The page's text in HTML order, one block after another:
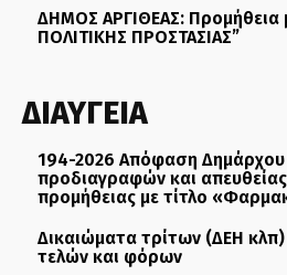
ΔΗΜΟΣ ΑΡΓΙΘΕΑΣ: Προμήθεια
ΠΟΛΙΤΙΚΗΣ ΠΡΟΣΤΑΣΙΑΣ”
ΔΙΑΥΓΕΙΑ
194-2026 Απόφαση Δημάρχου
προδιαγραφών και
προμήθειας με τίτλο
Δικαιώματα τρίτων (ΔΕΗ
τελών και φόρων